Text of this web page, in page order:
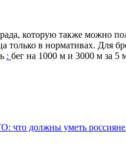
которую также можно
только в нормативах. Для
: бег на 1000 м и 3000 м за 5
что должны уметь россияне